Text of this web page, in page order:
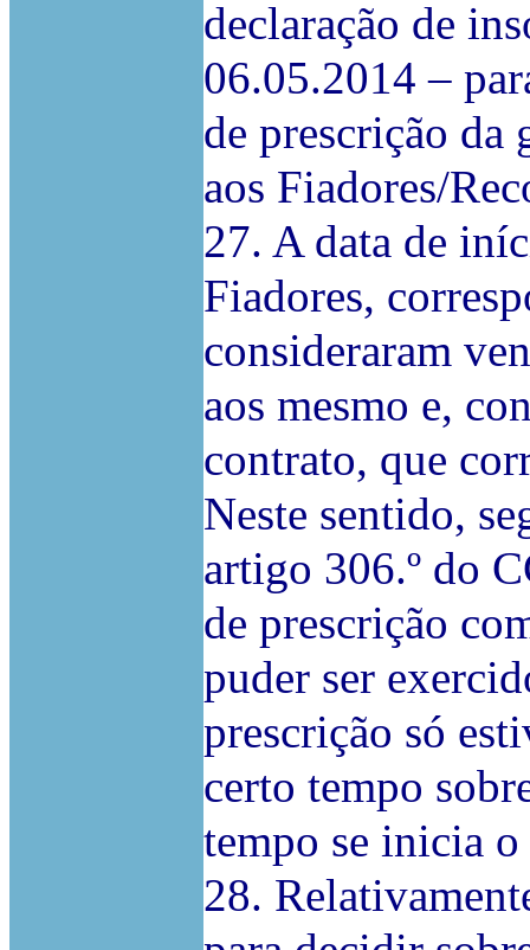
declaração de
06.05.2014 –
de prescrição da
aos Fiadores/
27. A data de
Fiadores,
consideraram
aos mesmo e,
contrato, que
Neste sentido,
artigo 306.º do
de prescrição
puder ser
prescrição só
certo tempo
tempo se inicia
28.